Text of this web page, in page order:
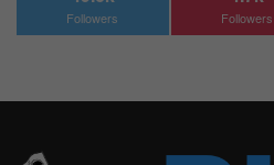
Followers Followers